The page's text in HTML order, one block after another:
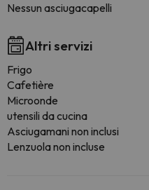
Nessun asciugacapelli
Altri servizi
Frigo
Cafetière
Microonde
utensili da cucina
Asciugamani non inclusi
Lenzuola non incluse